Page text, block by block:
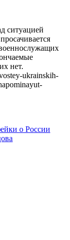
ситуацией
нет.
ukrainskih-
о России